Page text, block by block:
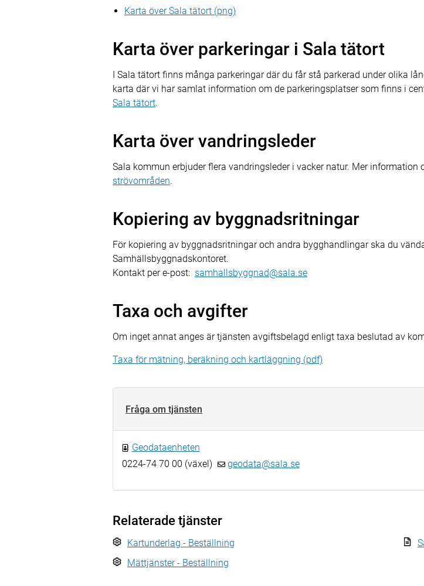
Karta över Sala tätort (png)
Karta över parkeringar i Sala tätort
I Sala tätort finns många parkeringar där du får stå parkerad under olika
karta där vi har samlat information om de parkeringsplatser som finns i
Sala tätort.
Karta över vandringsleder
Sala kommun erbjuder flera vandringsleder i vacker natur. Mer information
strövområden.
Kopiering av byggnadsritningar
För kopiering av byggnadsritningar och andra bygghandlingar ska du
Samhällsbyggnadskontoret.
Kontakt per e-post: samhallsbyggnad@sala.se
Taxa och avgifter
Om inget annat anges är tjänsten avgiftsbelagd enligt taxa beslutad av
Taxa för mätning, beräkning och kartläggning (pdf)
Fråga om tjänsten
Geodataenheten
0224-74 70 00 (växel)
geodata@sala.se
Relaterade tjänster
Kartunderlag - Beställning
Mättjänster - Beställning